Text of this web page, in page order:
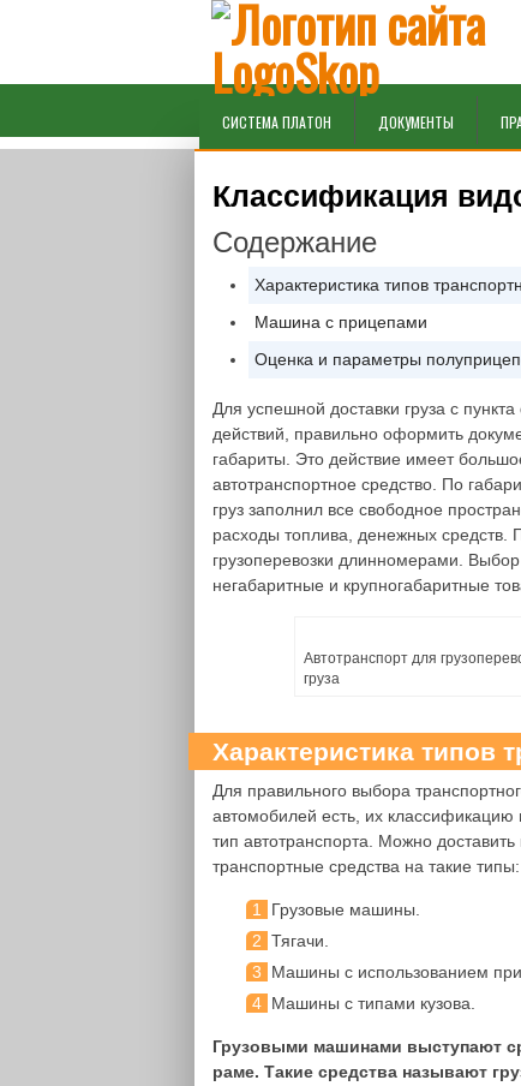
СИСТЕМА ПЛАТОН ДОКУМЕНТЫ
Классификация
Содержание
Характеристика типов
Машина с прицепами
Оценка и параметры
Для успешной доставки груза с
действий, правильно оформить
габариты. Это действие имеет
автотранспортное средство. По
груз заполнил все свободное
расходы топлива, денежных средств.
грузоперевозки длинномерами.
негабаритные и крупногабаритные
Автотранспорт для
груза
Характеристика типов
Для правильного выбора
автомобилей есть, их классификацию
тип автотранспорта. Можно
транспортные средства на такие типы:
Грузовые машины.
Тягачи.
Машины с использованием
Машины с типами кузова.
Грузовыми машинами выступают
раме. Такие средства называют